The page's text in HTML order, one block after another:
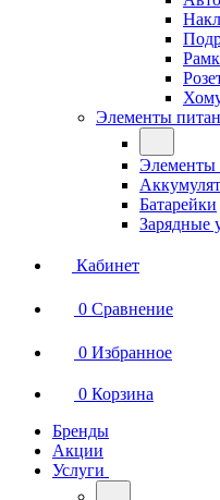
Элементы
Элементы
Батарейки
Зарядные
Кабинет
0 Сравнение
0 Избранное
0 Корзина
Бренды
Акции
Услуги